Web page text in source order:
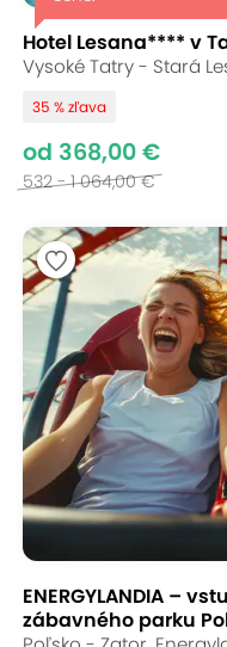
Hotel Lesana**** v
Vysoké Tatry - Stará
35 % zľava
od 368,00 €
532 - 1 064,00 €
ENERGYLANDIA –
zábavného parku